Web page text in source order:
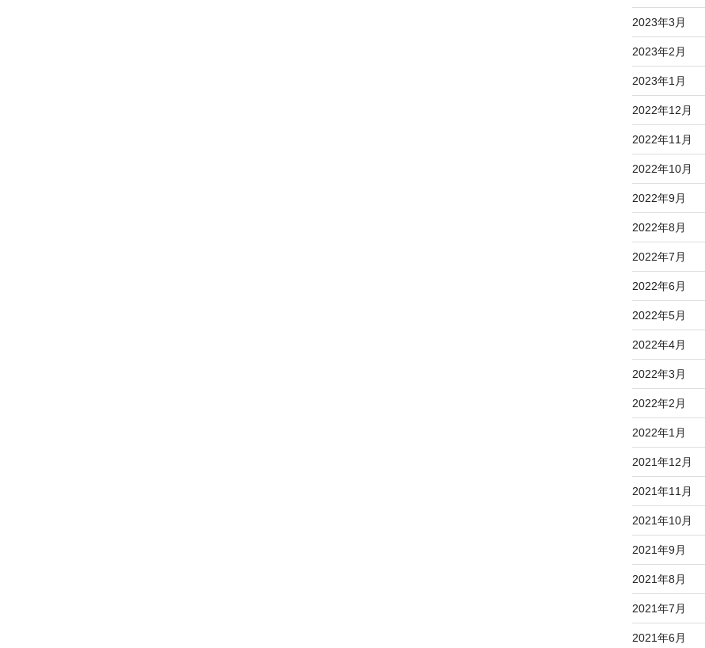
2023年3月
2023年2月
2023年1月
2022年12月
2022年11月
2022年10月
2022年9月
2022年8月
2022年7月
2022年6月
2022年5月
2022年4月
2022年3月
2022年2月
2022年1月
2021年12月
2021年11月
2021年10月
2021年9月
2021年8月
2021年7月
2021年6月